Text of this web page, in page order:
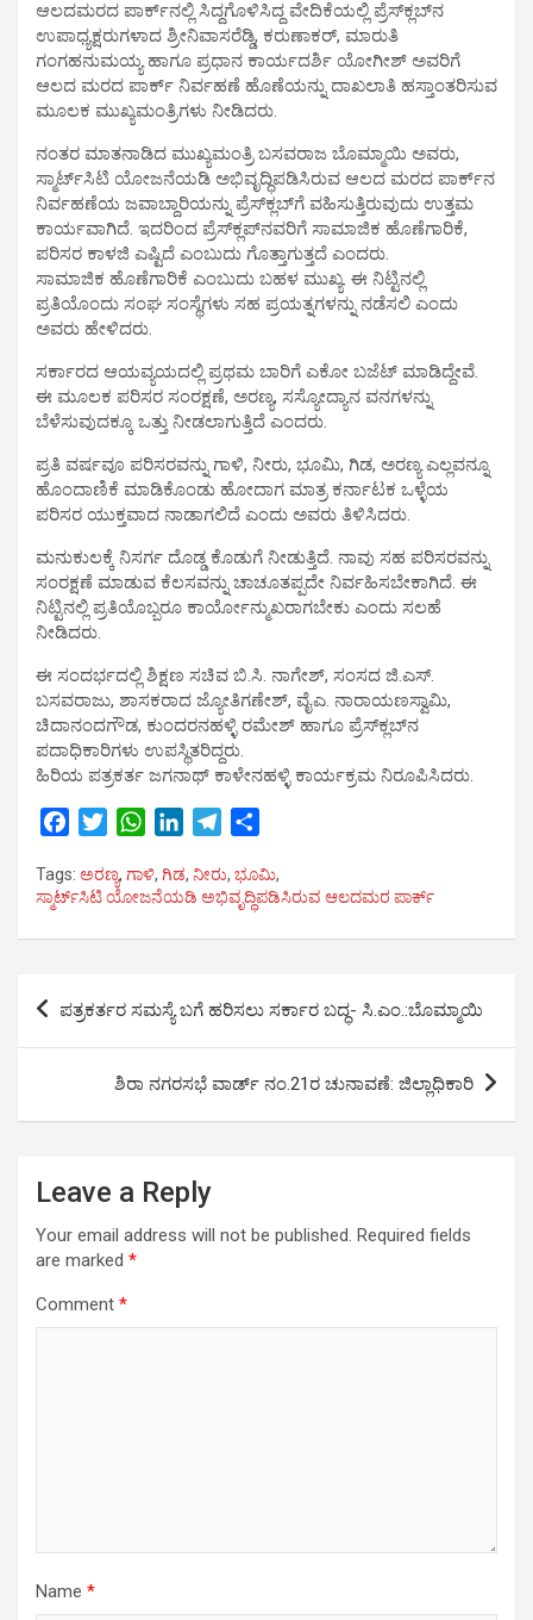
ಆಲದಮರದ ಪಾರ್ಕ್‍ನಲ್ಲಿ ಸಿದ್ದಗೊಳಿಸಿದ್ದ ವೇದಿಕೆಯಲ್ಲಿ ಪ್ರೆಸ್‍ಕ್ಲಬ್‍ನ
ಉಪಾಧ್ಯಕ್ಷರುಗಳಾದ ಶ್ರೀನಿವಾಸರೆಡ್ಡಿ, ಕರುಣಾಕರ್, ಮಾರುತಿ
ಗಂಗಹನುಮಯ್ಯ ಹಾಗೂ ಪ್ರಧಾನ ಕಾರ್ಯದರ್ಶಿ ಯೋಗೀಶ್ ಅವರಿಗೆ
ಆಲದ ಮರದ ಪಾರ್ಕ್ ನಿರ್ವಹಣೆ ಹೊಣೆಯನ್ನು ದಾಖಲಾತಿ ಹಸ್ತಾಂತರಿಸುವ
ಮೂಲಕ ಮುಖ್ಯಮಂತ್ರಿಗಳು ನೀಡಿದರು.
ನಂತರ ಮಾತನಾಡಿದ ಮುಖ್ಯಮಂತ್ರಿ ಬಸವರಾಜ ಬೊಮ್ಮಾಯಿ ಅವರು,
ಸ್ಮಾರ್ಟ್‍ಸಿಟಿ ಯೋಜನೆಯಡಿ ಅಭಿವೃದ್ಧಿಪಡಿಸಿರುವ ಆಲದ ಮರದ ಪಾರ್ಕ್‍ನ
ನಿರ್ವಹಣೆಯ ಜವಾಬ್ದಾರಿಯನ್ನು ಪ್ರೆಸ್‍ಕ್ಲಬ್‍ಗೆ ವಹಿಸುತ್ತಿರುವುದು ಉತ್ತಮ
ಕಾರ್ಯವಾಗಿದೆ. ಇದರಿಂದ ಪ್ರೆಸ್‍ಕ್ಲಪ್‍ನವರಿಗೆ ಸಾಮಾಜಿಕ ಹೊಣೆಗಾರಿಕೆ,
ಪರಿಸರ ಕಾಳಜಿ ಎಷ್ಟಿದೆ ಎಂಬುದು ಗೊತ್ತಾಗುತ್ತದೆ ಎಂದರು.
ಸಾಮಾಜಿಕ ಹೊಣೆಗಾರಿಕೆ ಎಂಬುದು ಬಹಳ ಮುಖ್ಯ. ಈ ನಿಟ್ಟಿನಲ್ಲಿ
ಪ್ರತಿಯೊಂದು ಸಂಘ ಸಂಸ್ಥೆಗಳು ಸಹ ಪ್ರಯತ್ನಗಳನ್ನು ನಡೆಸಲಿ ಎಂದು
ಅವರು ಹೇಳಿದರು.
ಸರ್ಕಾರದ ಆಯವ್ಯಯದಲ್ಲಿ ಪ್ರಥಮ ಬಾರಿಗೆ ಎಕೋ ಬಜೆಟ್ ಮಾಡಿದ್ದೇವೆ.
ಈ ಮೂಲಕ ಪರಿಸರ ಸಂರಕ್ಷಣೆ, ಅರಣ್ಯ, ಸಸ್ಯೋದ್ಯಾನ ವನಗಳನ್ನು
ಬೆಳೆಸುವುದಕ್ಕೂ ಒತ್ತು ನೀಡಲಾಗುತ್ತಿದೆ ಎಂದರು.
ಪ್ರತಿ ವರ್ಷವೂ ಪರಿಸರವನ್ನು ಗಾಳಿ, ನೀರು, ಭೂಮಿ, ಗಿಡ, ಅರಣ್ಯ ಎಲ್ಲವನ್ನೂ
ಹೊಂದಾಣಿಕೆ ಮಾಡಿಕೊಂಡು ಹೋದಾಗ ಮಾತ್ರ ಕರ್ನಾಟಕ ಒಳ್ಳೆಯ
ಪರಿಸರ ಯುಕ್ತವಾದ ನಾಡಾಗಲಿದೆ ಎಂದು ಅವರು ತಿಳಿಸಿದರು.
ಮನುಕುಲಕ್ಕೆ ನಿಸರ್ಗ ದೊಡ್ಡ ಕೊಡುಗೆ ನೀಡುತ್ತಿದೆ. ನಾವು ಸಹ ಪರಿಸರವನ್ನು
ಸಂರಕ್ಷಣೆ ಮಾಡುವ ಕೆಲಸವನ್ನು ಚಾಚೂತಪ್ಪದೇ ನಿರ್ವಹಿಸಬೇಕಾಗಿದೆ. ಈ
ನಿಟ್ಟಿನಲ್ಲಿ ಪ್ರತಿಯೊಬ್ಬರೂ ಕಾರ್ಯೋನ್ಮುಖರಾಗಬೇಕು ಎಂದು ಸಲಹೆ
ನೀಡಿದರು.
ಈ ಸಂದರ್ಭದಲ್ಲಿ ಶಿಕ್ಷಣ ಸಚಿವ ಬಿ.ಸಿ. ನಾಗೇಶ್, ಸಂಸದ ಜಿ.ಎಸ್.
ಬಸವರಾಜು, ಶಾಸಕರಾದ ಜ್ಯೋತಿಗಣೇಶ್, ವೈಎ. ನಾರಾಯಣಸ್ವಾಮಿ,
ಚಿದಾನಂದಗೌಡ, ಕುಂದರನಹಳ್ಳಿ ರಮೇಶ್ ಹಾಗೂ ಪ್ರೆಸ್‍ಕ್ಲಬ್‍ನ
ಪದಾಧಿಕಾರಿಗಳು ಉಪಸ್ಥಿತರಿದ್ದರು.
ಹಿರಿಯ ಪತ್ರಕರ್ತ ಜಗನಾಥ್ ಕಾಳೇನಹಳ್ಳಿ ಕಾರ್ಯಕ್ರಮ ನಿರೂಪಿಸಿದರು.
c
e
b
k
i
t
t
W
a
t
s
p
n
k
e
n
l
e
g
m
a
r
e
Tags: ಅರಣ್ಯ, ಗಾಳಿ, ಗಿಡ, ನೀರು, ಭೂಮಿ,
ಸ್ಮಾರ್ಟ್‍ಸಿಟಿ ಯೋಜನೆಯಡಿ ಅಭಿವೃದ್ಧಿಪಡಿಸಿರುವ ಆಲದಮರ ಪಾರ್ಕ್
Post
navigation
ಪತ್ರಕರ್ತರ ಸಮಸ್ಯೆ ಬಗೆ ಹರಿಸಲು ಸರ್ಕಾರ ಬದ್ಧ- ಸಿ.ಎಂ.:ಬೊಮ್ಮಾಯಿ
ಶಿರಾ ನಗರಸಭೆ ವಾರ್ಡ್ ನಂ.21ರ ಚುನಾವಣೆ: ಜಿಲ್ಲಾಧಿಕಾರಿ
Leave a Reply
Your email address will not be published. Required fields
are marked *
Comment *
Name *